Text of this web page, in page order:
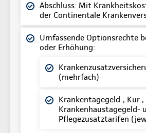
Abschluss: Mit
der Continentale
Umfassende Optionsrechte
oder Erhöhung:
(mehrfach)
Krankentagegeld-, Kur-,
Krankenhaustagegeld-
Pflegezusatztarifen